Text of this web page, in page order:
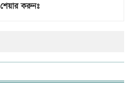
শেয়ার করুনঃ